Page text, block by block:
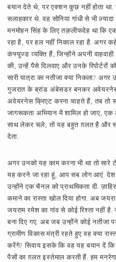
बयान देते थे, पर एक्शन कुछ नहीं होता था.
सलाहकार थे. वह सोनिया गांधी से भी
मनमोहन सिंह के लिए तक़लीफदेह था कि
रहा है, पर हल नहीं निकाल रहा है. अगर
कंफ्यूज्ड व्यक्ति हैं, जिन्होंने अपनी
की, उन्हें पैसे दिलवाए और उनके
सारी यात्रा का नतीजा क्या निकला?
गुजरात के ब्रांड अंबेसडर बनकर
अवेयरनेस क्रिएट करना चाहते हैं, तब तो
जागरूकता अभियान में शामिल हो जाए,
साथ लेकर चले, तो यह बहुत ग़लत है और
देता.
अगर उनको यह काम करना भी था तो
यह करने जा रहा हूं, आप सब लोग आएं. देश
उन्होंने एक चैनल को प्राथमिकता दी.
कमाने का रास्ता खोल दिया होगा. अब
जयराम रमेश का गांव से कोई रिश्ता नहीं
बना दिए गए. अब जब उन्होंने कोई नतीजा
ग्रामीण विकास मंत्री रहते हुए वह क्या
करेंगे? सिवाय इसके कि वह यह बयान दें
पैसों का ग़लत इस्तेमाल करती हैं. हम